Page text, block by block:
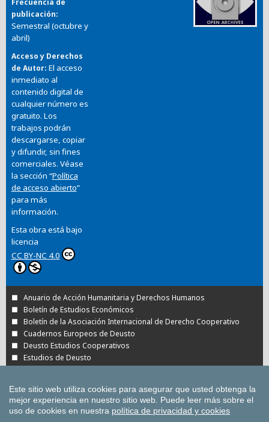
Frecuencia de
publicación
Semestral (octubre y
abril)
Acceso y Derechos
de Autor El acceso
inmediato al
contenido digital de
cualquier número es
gratuito. Los
trabajos podrán
descargarse, copiar
y difundir, sin fines
comerciales. Véase
la sección “Política
de acceso abierto”
para más
información.
Esta obra está bajo
licencia
CC BY-NC 4.0
Anuario de Acción Humanitaria y Derechos Humanos
Boletín de Estudios Económicos
Boletín de la Asociación Internacional de Derecho Cooperativo
Cuadernos Europeos de Deusto
Deusto Estudios Cooperativos
Estudios de Deusto
Todas las Revistas Científicas de Deusto en
OJS
Todas las publicaciones de la Universidad de
Este sitio web utiliza cookies para asegurar que usted obtenga la
mejor experiencia en nuestro sitio web. Puede leer más sobre el
uso de cookies en nuestra política de privacidad y cookies